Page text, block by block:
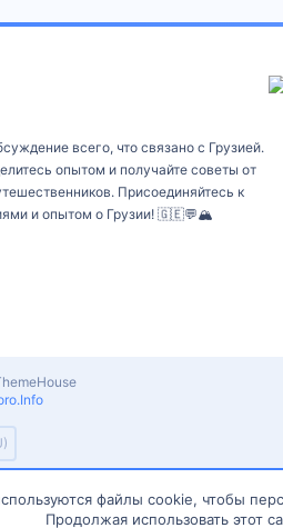
всего, что связано с Грузией.
опытом и получайте советы от
Присоединяйтесь к
и опытом о Грузии! 🇬🇪💬🏔️
файлы cookie, чтобы
Продолжая использовать этот